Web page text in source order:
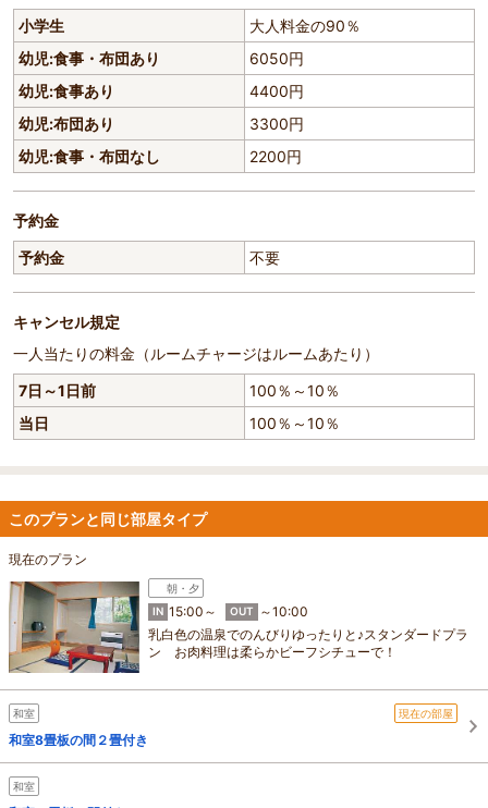
小学生
大人料金の90％
幼児:食事・布団あり
6050円
幼児:食事あり
4400円
幼児:布団あり
3300円
幼児:食事・布団なし
2200円
予約金
予約金
不要
キャンセル規定
一人当たりの料金（ルームチャージはルームあたり）
7日～1日前
100％～10％
当日
100％～10％
このプランと同じ部屋タイプ
現在のプラン
朝・夕
IN 15:00～ OUT
～10:00
乳白色の温泉でのんびりゆったりと♪スタンダードプラ
ン お肉料理は柔らかビーフシチューで！
和室 現在の部屋
和室8畳板の間２畳付き
和室